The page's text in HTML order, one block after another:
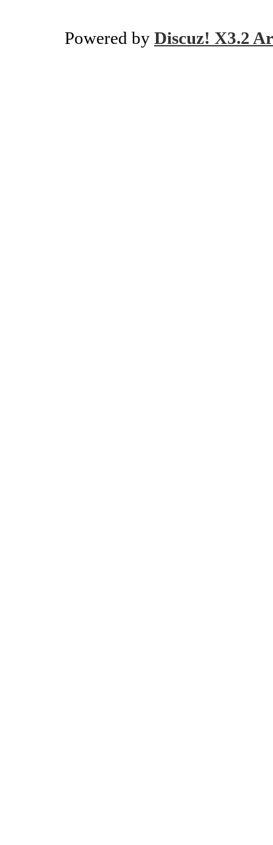
Powered by Discuz! X3.2